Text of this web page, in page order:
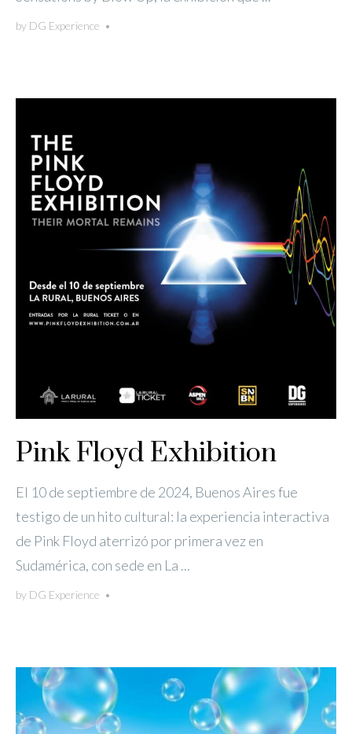
by DG Experience •
Pink Floyd Exhibition
El 10 de septiembre de 2024, Buenos Aires fue
testigo de un hito cultural: la experiencia interactiva
de Pink Floyd aterrizó por primera vez en
Sudamérica, con sede en La ...
by DG Experience •